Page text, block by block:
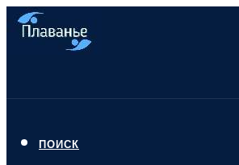
ПОИСК